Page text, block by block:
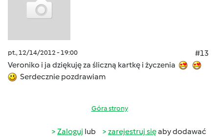
pt., 12/14/2012 - 19:00
#13
Veroniko i ja dziękuję za śliczną kartkę i życzenia
Serdecznie pozdrawiam
Góra strony
Zaloguj lub zarejestruj sięaby dodawać